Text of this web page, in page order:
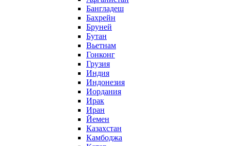
Бангладеш
Бахрейн
Бруней
Бутан
Вьетнам
Гонконг
Грузия
Индия
Индонезия
Иордания
Ирак
Иран
Йемен
Казахстан
Камбоджа